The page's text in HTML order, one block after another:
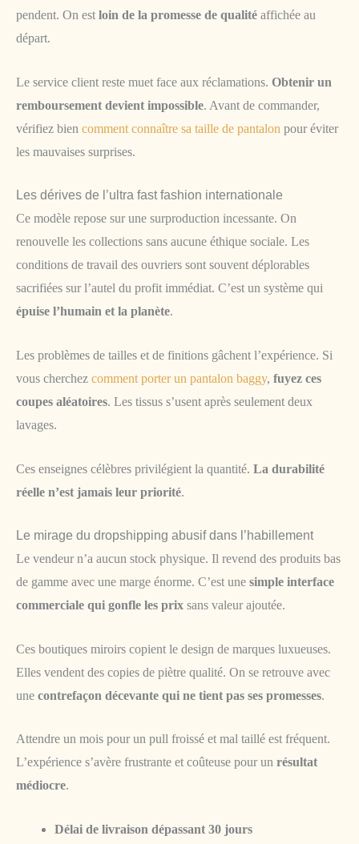
pendent. On est loin de la promesse de qualité affichée au
départ.
Le service client reste muet face aux réclamations. Obtenir un
remboursement devient impossible. Avant de commander,
vérifiez bien comment connaître sa taille de pantalon pour éviter
les mauvaises surprises.
Les dérives de l’ultra fast fashion internationale
Ce modèle repose sur une surproduction incessante. On
renouvelle les collections sans aucune éthique sociale. Les
conditions de travail des ouvriers sont souvent déplorables
sacrifiées sur l’autel du profit immédiat. C’est un système qui
épuise l’humain et la planète.
Les problèmes de tailles et de finitions gâchent l’expérience. Si
vous cherchez comment porter un pantalon baggy, fuyez ces
coupes aléatoires. Les tissus s’usent après seulement deux
lavages.
Ces enseignes célèbres privilégient la quantité. La durabilité
réelle n’est jamais leur priorité.
Le mirage du dropshipping abusif dans l’habillement
Le vendeur n’a aucun stock physique. Il revend des produits bas
de gamme avec une marge énorme. C’est une simple interface
commerciale qui gonfle les prix sans valeur ajoutée.
Ces boutiques miroirs copient le design de marques luxueuses.
Elles vendent des copies de piètre qualité. On se retrouve avec
une contrefaçon décevante qui ne tient pas ses promesses.
Attendre un mois pour un pull froissé et mal taillé est fréquent.
L’expérience s’avère frustrante et coûteuse pour un résultat
médiocre.
Délai de livraison dépassant 30 jours